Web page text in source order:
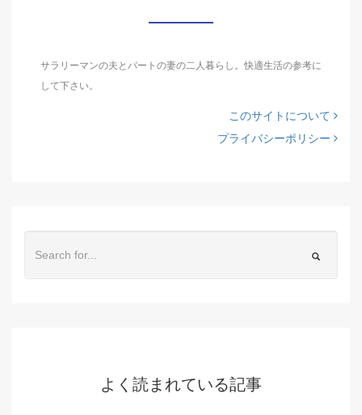
サラリーマンの夫とパートの妻の二人暮らし。快適生活の参考に
して下さい。
このサイトについて
プライバシーポリシー
よく読まれている記事